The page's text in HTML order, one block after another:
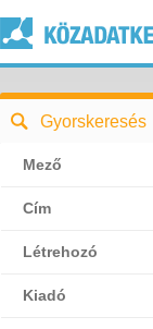
Gyorskeresés
Mező
Cím
Létrehozó
Kiadó